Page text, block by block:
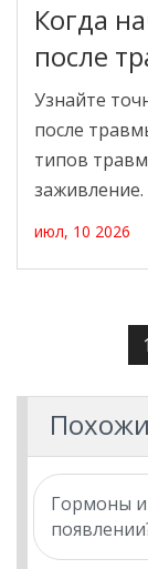
Когда
после
Узнайте
после
типов
июл, 10 2026
1
Гормоны и